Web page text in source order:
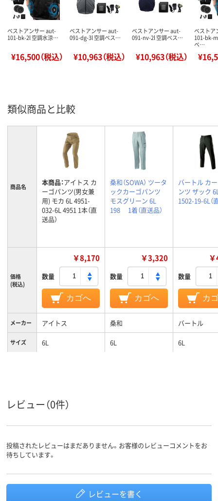
ベストアンサー aut-
101-bk-2l 空調水涼…
¥16,500（税込）
ベストアンサー aut-
091-dg-3l 空調ベス…
¥10,963（税込）
ベストアンサー aut-
091-nv-2l 空調ベス…
¥10,963（税込）
ベストア
101-bk-
ベ…
類似商品と比較
商品名 本商品：アイトス カ
ーゴパンツ(男女兼
用) モカ 6L 4951-
032-6L 4951 1本（直
送品）
桑和（SOWA） ツータ
ックカーゴパンツ
モスグリーン 6L
198 1着（直送品）
バートル カ
ンツ ザック
1502-19-6L（
価格
(税込)
￥8,170
数量
カゴへ
￥3,320
数量
カゴへ
数量
カ
メーカー アイトス 桑和 バートル
サイズ 6L 6L 6L
レビュー（0件）
投稿されたレビューはまだありません。お客様のレビューコメントをお
待ちしています。
レビューを書く